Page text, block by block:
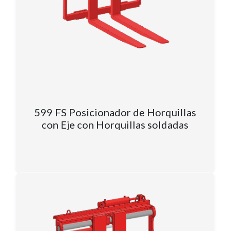
599 FS Posicionador de Horquillas
con Eje con Horquillas soldadas